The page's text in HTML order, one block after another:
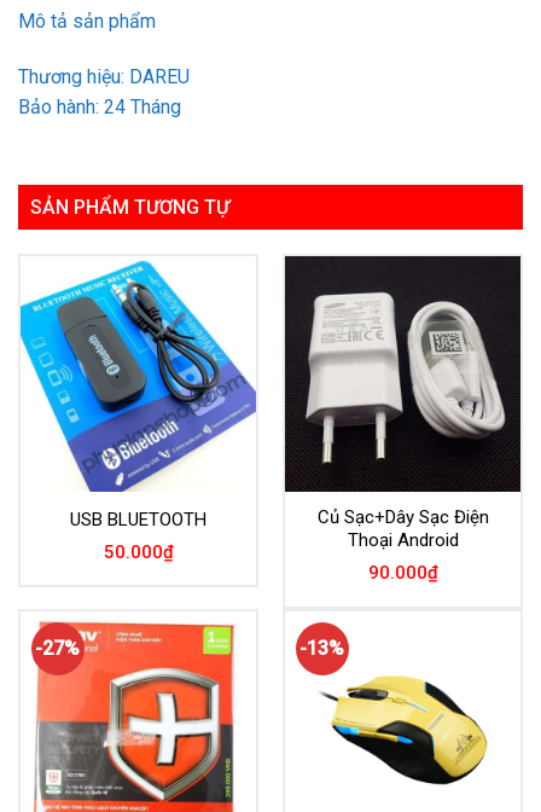
Mô tả sản phẩm
Thương hiệu: DAREU
Bảo hành: 24 Tháng
SẢN PHẨM TƯƠNG TỰ
USB BLUETOOTH
50.000₫
Củ Sạc+Dây Sạc Điện
Thoại Android
90.000₫
-27% -13%